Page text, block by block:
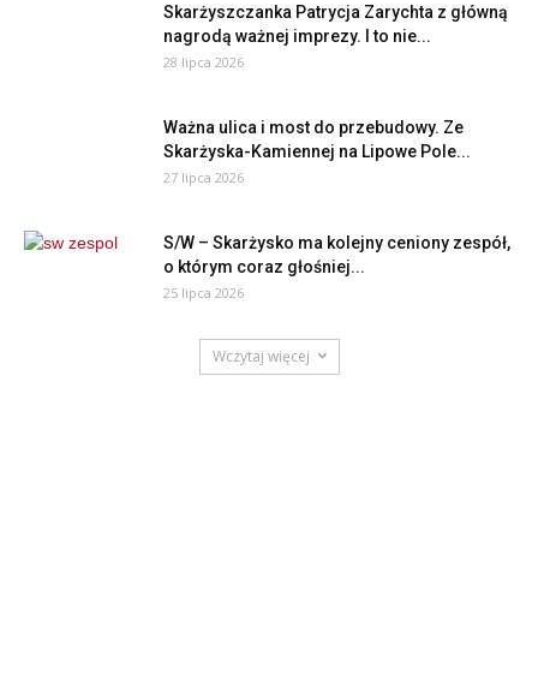
Skarżyszczanka Patrycja Zarychta z główną
nagrodą ważnej imprezy. I to nie...
28 lipca 2026
Ważna ulica i most do przebudowy. Ze
Skarżyska-Kamiennej na Lipowe Pole...
27 lipca 2026
S/W – Skarżysko ma kolejny ceniony zespół,
o którym coraz głośniej...
25 lipca 2026
Wczytaj więcej